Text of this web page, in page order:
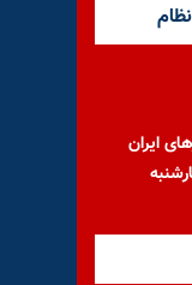
ایران
چهار‌شنبه